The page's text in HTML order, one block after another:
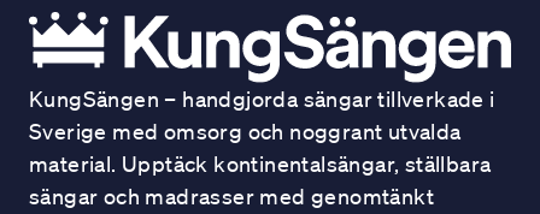
KungSängen – handgjorda sängar tillverkade i
Sverige med omsorg och noggrant utvalda
material. Upptäck kontinentalsängar, ställbara
sängar och madrasser med genomtänkt